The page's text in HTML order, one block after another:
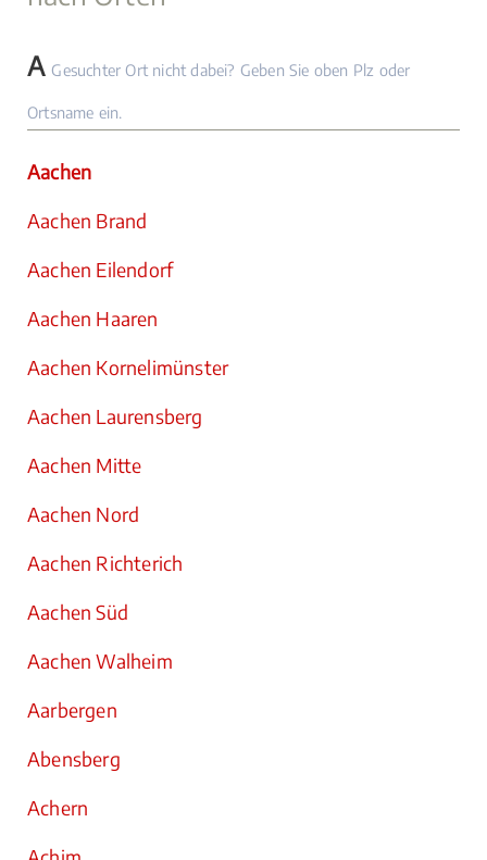
A Gesuchter Ort nicht dabei? Geben Sie oben Plz oder
Ortsname ein.
Aachen
Aachen Brand
Aachen Eilendorf
Aachen Haaren
Aachen Kornelimünster
Aachen Laurensberg
Aachen Mitte
Aachen Nord
Aachen Richterich
Aachen Süd
Aachen Walheim
Aarbergen
Abensberg
Achern